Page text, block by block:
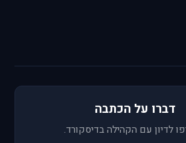
דברו על הכתבה
לדיון עם הקהילה בדיסקורד.